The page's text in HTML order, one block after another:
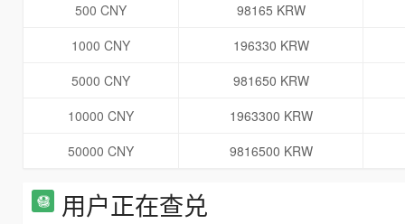
500 CNY
98165 KRW
1000 CNY
196330 KRW
5000 CNY
981650 KRW
10000 CNY
1963300 KRW
50000 CNY
9816500 KRW
用户正在查兑